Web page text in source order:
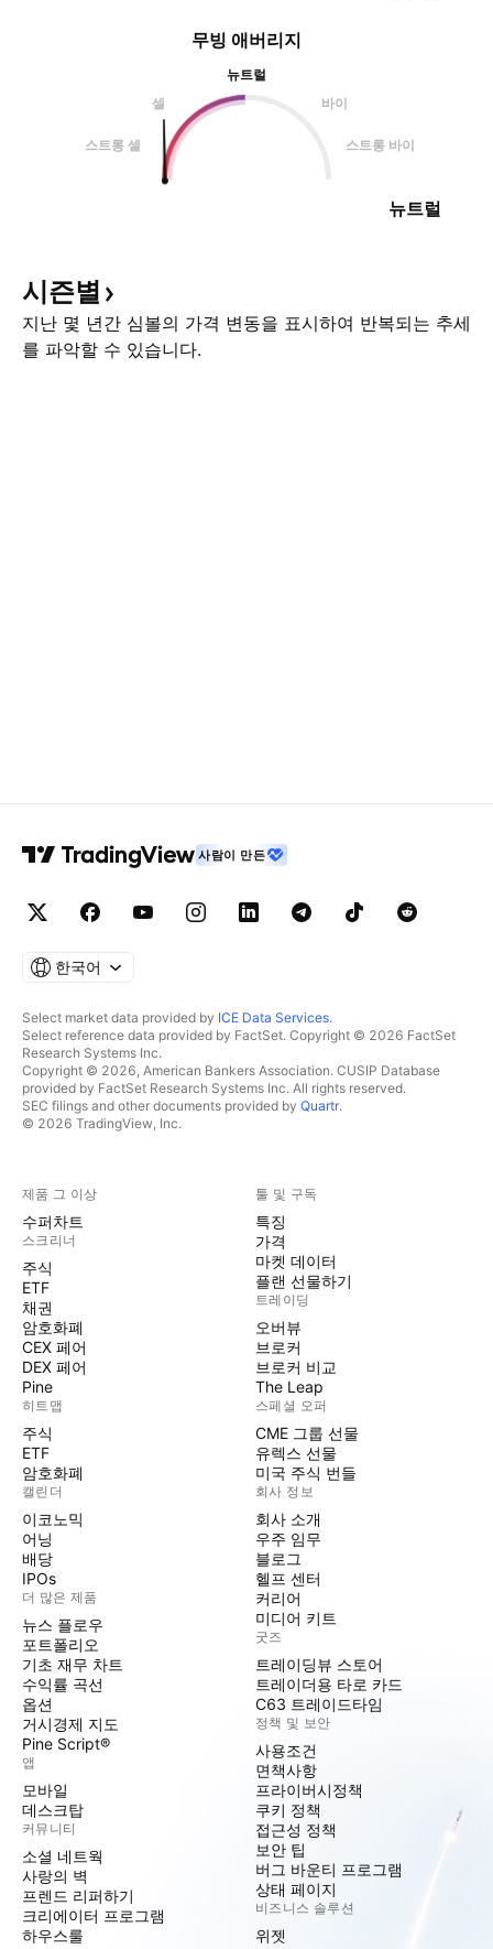
무빙 애버리지
뉴트럴
셀
바이
스트롱 셀 스트롱 바이
뉴트럴
시즌별
지난 몇 년간 심볼의 가격 변동을 표시하여 반복되는 추세
를 파악할 수 있습니다.
사람이 만든
한국어
Select market data provided by ICE Data Services.
Select reference data provided by FactSet. Copyright © 2026 FactSet
Research Systems Inc.
Copyright © 2026, American Bankers Association. CUSIP Database
provided by FactSet Research Systems Inc. All rights reserved.
SEC filings and other documents provided by Quartr.
© 2026 TradingView, Inc.
제품 그 이상
수퍼차트
스크리너
주식
ETF
채권
암호화폐
CEX 페어
DEX 페어
Pine
히트맵
주식
ETF
암호화폐
캘린더
이코노믹
어닝
배당
IPOs
더 많은 제품
뉴스 플로우
포트폴리오
기초 재무 차트
수익률 곡선
옵션
거시경제 지도
Pine Script®
앱
모바일
데스크탑
커뮤니티
소셜 네트웍
사랑의 벽
프렌드 리퍼하기
크리에이터 프로그램
하우스룰
툴 및 구독
특징
가격
마켓 데이터
플랜 선물하기
트레이딩
오버뷰
브로커
브로커 비교
The Leap
스페셜 오퍼
CME 그룹 선물
유렉스 선물
미국 주식 번들
회사 정보
회사 소개
우주 임무
블로그
헬프 센터
커리어
미디어 키트
굿즈
트레이딩뷰 스토어
트레이더용 타로 카드
C63 트레이드타임
정책 및 보안
사용조건
면책사항
프라이버시정책
쿠키 정책
접근성 정책
보안 팁
버그 바운티 프로그램
상태 페이지
비즈니스 솔루션
위젯